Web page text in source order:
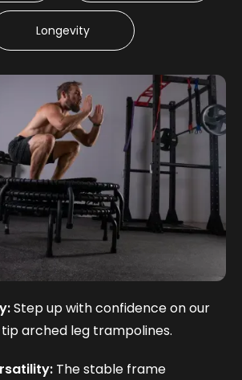
Longevity
Step up with confidence on our
arched leg trampolines.
The stable frame